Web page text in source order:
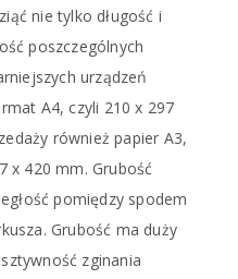
nie tylko długość i
poszczególnych
urządzeń
A4, czyli 210 x 297
również papier A3,
x 420 mm. Grubość
pomiędzy spodem
Grubość ma duży
zginania